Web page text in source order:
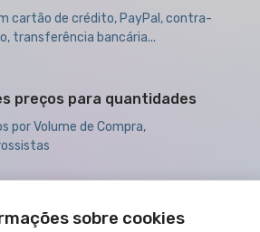
cartão de crédito, PayPal, contra-
transferência bancária...
preços para quantidades
por Volume de Compra,
sobre cookies